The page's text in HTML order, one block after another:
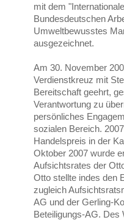
mit dem
Bundesdeutschen
Umweltbewusstes
ausgezeichnet.
Am 30. November
Verdienstkreuz mit
Bereitschaft geehrt,
Verantwortung zu
persönliches
sozialen Bereich.
Handelspreis in der
Oktober 2007 wurde
Aufsichtsrates der
Otto stellte indes den
zugleich
AG und der Gerling-
Beteiligungs-AG. Des